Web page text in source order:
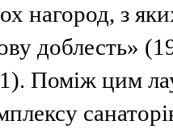
нагород, з
доблесть»
Поміж цим